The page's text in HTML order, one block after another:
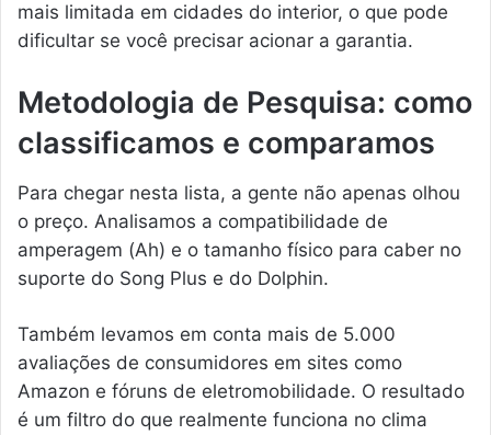
mais limitada em cidades do interior, o que pode
dificultar se você precisar acionar a garantia.
Metodologia de Pesquisa: como
classificamos e comparamos
Para chegar nesta lista, a gente não apenas olhou
o preço. Analisamos a compatibilidade de
amperagem (Ah) e o tamanho físico para caber no
suporte do Song Plus e do Dolphin.
Também levamos em conta mais de 5.000
avaliações de consumidores em sites como
Amazon e fóruns de eletromobilidade. O resultado
é um filtro do que realmente funciona no clima